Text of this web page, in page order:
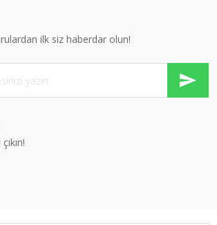
ilk siz haberdar olun!